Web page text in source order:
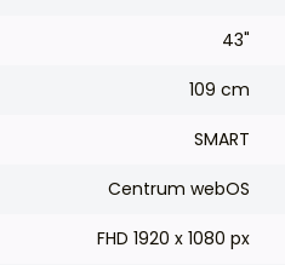
43"
109 cm
SMART
Centrum webOS
FHD 1920 x 1080 px